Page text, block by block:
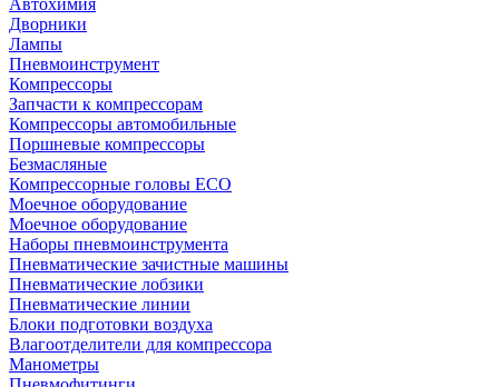
Автохимия
Дворники
Лампы
Пневмоинструмент
Компрессоры
Запчасти к компрессорам
Компрессоры автомобильные
Поршневые компрессоры
Безмасляные
Компрессорные головы ECO
Моечное оборудование
Моечное оборудование
Наборы пневмоинструмента
Пневматические зачистные машины
Пневматические лобзики
Пневматические линии
Блоки подготовки воздуха
Влагоотделители для компрессора
Манометры